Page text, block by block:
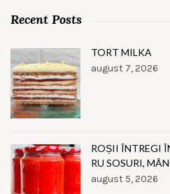
Recent Posts
TORT MILKA
august 7, 2026
ROȘII ÎNTREGI
RU SOSURI,
august 5, 2026